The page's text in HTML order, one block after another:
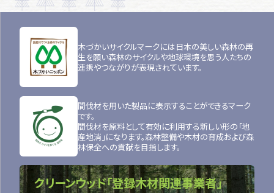
木づかいサイクルマークには日本の美しい森林の再
生を願い森林のサイクルや地球環境を思う人たちの
連携やつながりが表現されています。
間伐材を用いた製品に表示することができるマーク
です。
間伐材を原料として有効に利用する新しい形の「地
産地消」になります。森林整備や木材の育成および森
林保全への貢献を目指します。
クリーンウッド「登録木材関連事業者」